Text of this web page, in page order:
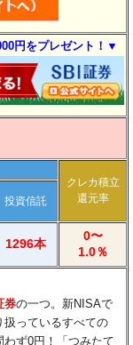
円をプレゼント！▼
クレカ積立
還元率
投資信託
1296本
0〜
1.0％
券の一つ。新NISAで
扱っているすべての
ず0円！「つみたて